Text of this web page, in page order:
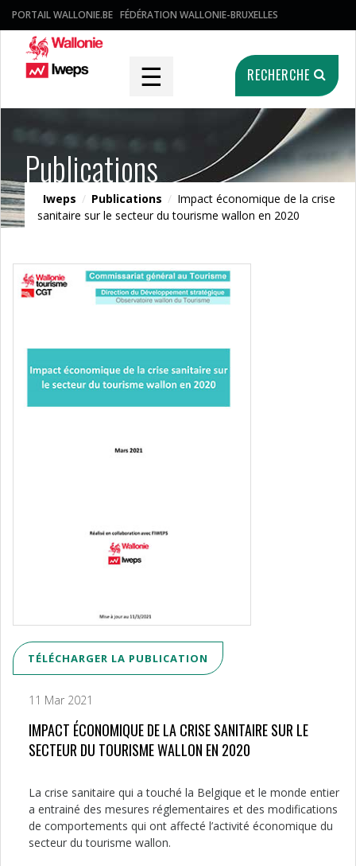
PORTAIL WALLONIE.BE FÉDÉRATION WALLONIE-BRUXELLES
☰ RECHERCHE
Publications
Iweps / Publications / Impact économique de la crise
sanitaire sur le secteur du tourisme wallon en 2020
TÉLÉCHARGER LA PUBLICATION
11 Mar 2021
IMPACT ÉCONOMIQUE DE LA CRISE SANITAIRE SUR LE
SECTEUR DU TOURISME WALLON EN 2020
La crise sanitaire qui a touché la Belgique et le monde entier
a entrainé des mesures réglementaires et des modifications
de comportements qui ont affecté l’activité économique du
secteur du tourisme wallon.